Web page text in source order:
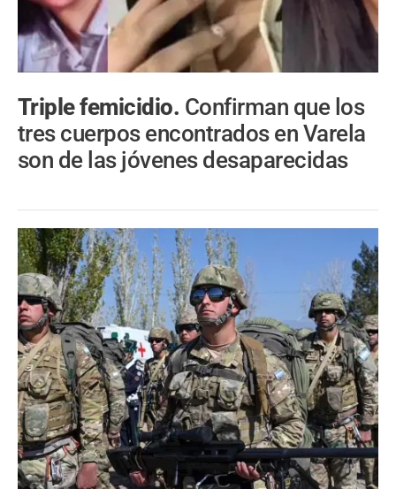
Triple femicidio. Confirman que los
tres cuerpos encontrados en Varela
son de las jóvenes desaparecidas